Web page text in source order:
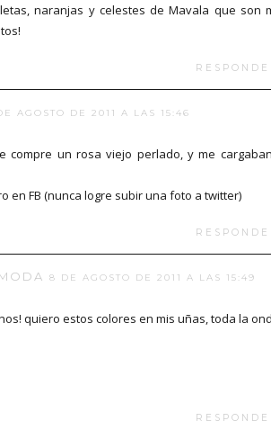
naranjas y celestes de Mavala que son
AGOSTO DE 2011 A LAS 15:46
compre un rosa viejo perlado, y me
en FB (nunca logre subir una foto a twitter)
8 DE AGOSTO DE 2011 A LAS 15:49
quiero estos colores en mis uñas, toda la